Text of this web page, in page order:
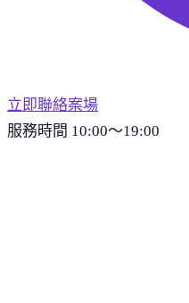
立即聯絡案場
服務時間 10:00～19:00